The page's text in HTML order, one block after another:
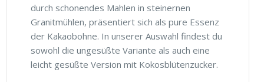
durch schonendes Mahlen in steinernen
Granitmühlen, präsentiert sich als pure Essenz
der Kakaobohne. In unserer Auswahl findest du
sowohl die ungesüßte Variante als auch eine
leicht gesüßte Version mit Kokosblütenzucker.